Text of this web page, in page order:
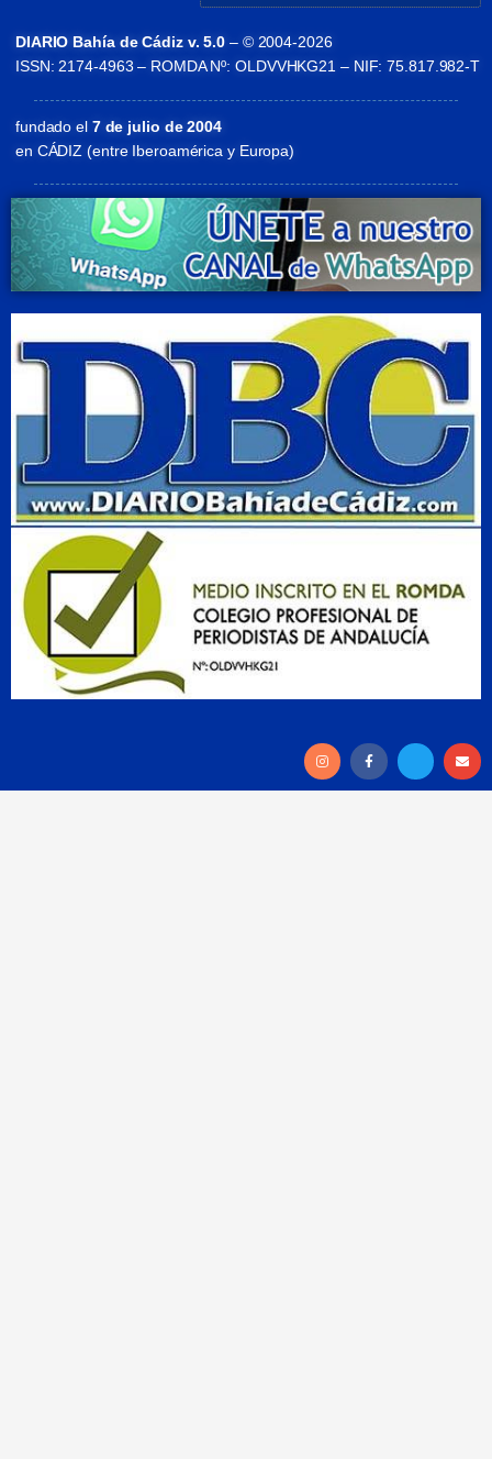
DIARIO Bahía de Cádiz v. 5.0 – © 2004-2026
ISSN: 2174-4963 – ROMDA Nº: OLDVVHKG21 – NIF: 75.817.982-T
fundado el7 de julio de 2004
en CÁDIZ (entre Iberoamérica y Europa)